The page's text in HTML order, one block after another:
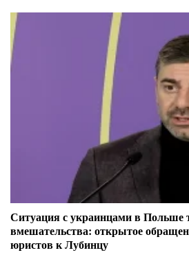
Ситуация с украинцами в Польше
вмешательства: открытое
юристов к Лубинцу